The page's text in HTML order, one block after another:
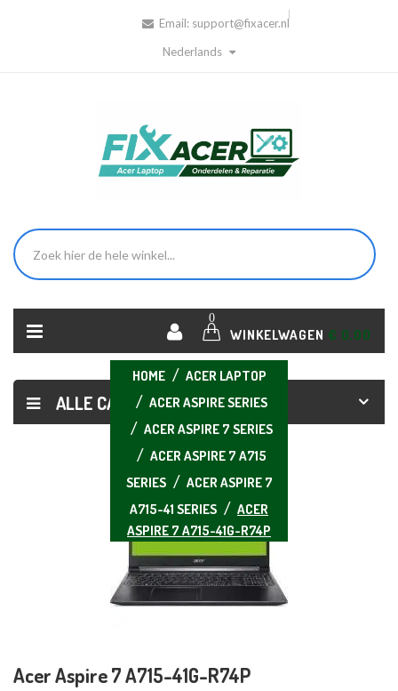
Email: support@fixacer.nl
Nederlands
0
WINKELWAGEN € 0,00
ALLE CATEGORIEËN
HOME
ACER LAPTOP
ACER ASPIRE SERIES
ACER ASPIRE 7 SERIES
ACER ASPIRE 7 A715
SERIES
ACER ASPIRE 7
A715-41 SERIES
ACER
ASPIRE 7 A715-41G-R74P
Acer Aspire 7 A715-41G-R74P